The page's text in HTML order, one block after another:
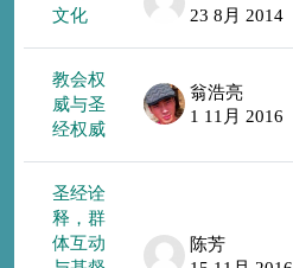
文化
23 8月 2014
教会权
威与圣
经权威
翁浩亮
1 11月 2016
圣经诠
释，群
体互动
陈芳